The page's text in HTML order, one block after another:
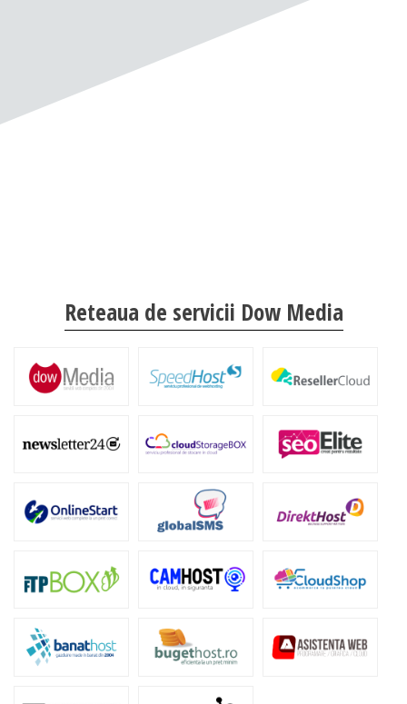
Reteaua de servicii Dow Media